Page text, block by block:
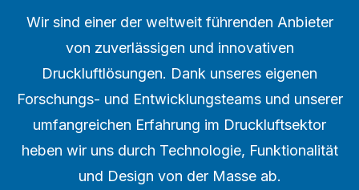
Wir sind einer der weltweit führenden Anbieter
von zuverlässigen und innovativen
Druckluftlösungen. Dank unseres eigenen
Forschungs- und Entwicklungsteams und unserer
umfangreichen Erfahrung im Druckluftsektor
heben wir uns durch Technologie, Funktionalität
und Design von der Masse ab.